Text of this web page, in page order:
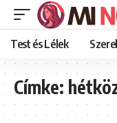
Test és Lélek
Címke: